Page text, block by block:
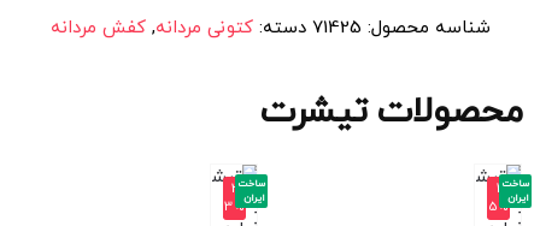
شناسه محصول: 71425 دسته:کتونی مردانه,کفش مردانه
محصولات تیشرت
-4
5%
ساخت
ایران
-3
3%
ساخت
ایران